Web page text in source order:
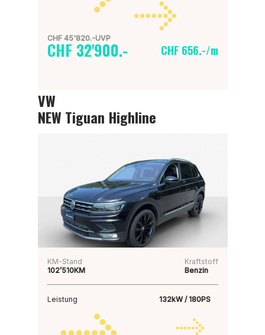
CHF 45'820.-UVP
CHF 32'900.- CHF 656.-/m
VW
NEW Tiguan Highline
KM-Stand
102’510KM
Kraftstoff
Benzin
Leistung 132kW / 180PS